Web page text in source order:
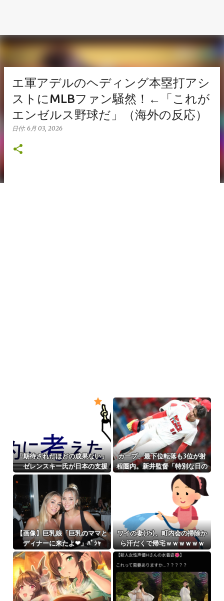
エ軍アデルのヘディング本塁打アシ
ストにMLBファン騒然！←「これが
エンゼルス野球だ」（海外の反応）
日付: 6月 03, 2026
「期待されたほどの成果ない」
ゼレンスキー氏が日本の支援
に不満を表明
カープ、最下位転落も3位が射
程圏内。新井監督「特別な日の
試合だったので負けて悔しい」
【反省会】
【画像】巨乳娘「巨乳のママと
ディナーに来たよ❤」ﾊﾟｼｬ
ワイの妻(35)、町内会の掃除か
ら汗だくで帰宅ｗｗｗｗｗｗ